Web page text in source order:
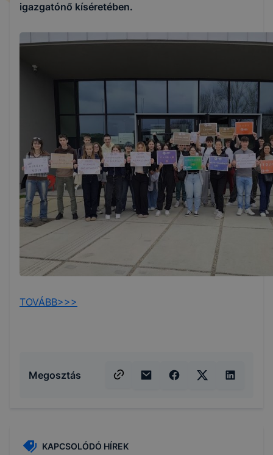
igazgatónő kíséretében.
TOVÁBB>>>
Megosztás
KAPCSOLÓDÓ HÍREK